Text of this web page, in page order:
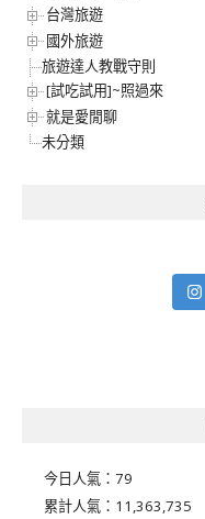
台灣旅遊
國外旅遊
旅遊達人教戰守則
[試吃試用]~照過來
就是愛閒聊
未分類
今日人氣： 79
累計人氣： 11,363,735